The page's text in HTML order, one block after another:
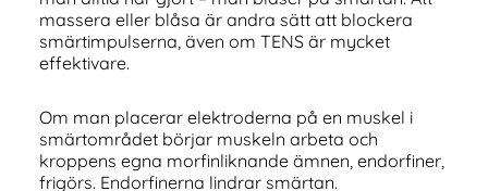
massera eller blåsa är andra sätt att blockera
smärtimpulserna, även om TENS är mycket
effektivare.
Om man placerar elektroderna på en muskel i
smärtområdet börjar muskeln arbeta och
kroppens egna morfinliknande ämnen, endorfiner,
frigörs. Endorfinerna lindrar smärtan.